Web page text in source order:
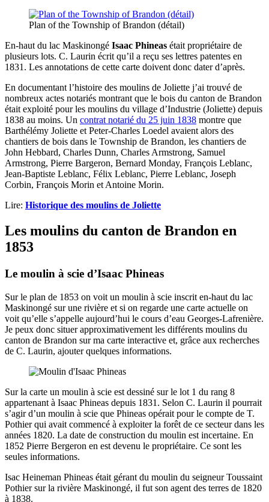
Plan of the Township of Brandon (détail)
En-haut du lac Maskinongé Isaac Phineas était propriétaire de
plusieurs lots. C. Laurin écrit qu’il a reçu ses lettres patentes en
1831. Les annotations de cette carte doivent donc dater d’après.
En documentant l’histoire des moulins de Joliette j’ai trouvé de
nombreux actes notariés montrant que le bois du canton de Brandon
était exploité pour les moulins du village d’Industrie (Joliette) depuis
1838 au moins. Un contrat notarié du 25 juin 1838 montre que
Barthélémy Joliette et Peter-Charles Loedel avaient alors des
chantiers de bois dans le Township de Brandon, les chantiers de
John Hebbard, Charles Dunn, Charles Armstrong, Samuel
Armstrong, Pierre Bargeron, Bernard Monday, François Leblanc,
Jean-Baptiste Leblanc, Félix Leblanc, Pierre Leblanc, Joseph
Corbin, François Morin et Antoine Morin.
Lire: Historique des moulins de Joliette
Les moulins du canton de Brandon en
1853
Le moulin à scie d’Isaac Phineas
Sur le plan de 1853 on voit un moulin à scie inscrit en-haut du lac
Maskinongé sur une rivière et si on regarde une carte actuelle on
voit qu’elle s’appelle aujourd’hui le cours d’eau Georges-Lafrenière.
Je peux donc situer approximativement les différents moulins du
canton de Brandon sur ma carte interactive et, grâce aux recherches
de C. Laurin, ajouter quelques informations.
Sur la carte un moulin à scie est dessiné sur le lot 1 du rang 8
appartenant à Isaac Phineas depuis 1831. Selon C. Laurin il pourrait
s’agir d’un moulin à scie que Phineas opérait pour le compte de T.
Pothier qui avait commencé à exploiter la forêt de ce secteur dans les
années 1820. La date de construction du moulin est incertaine. En
1852 Pierre Bergeron en est devenu le propriétaire. Ce sont les
seules informations.
Isac Heineman Phineas était gérant du moulin du seigneur Toussaint
Pothier sur la rivière Maskinongé, il fut son agent des terres de 1820
à 1838.